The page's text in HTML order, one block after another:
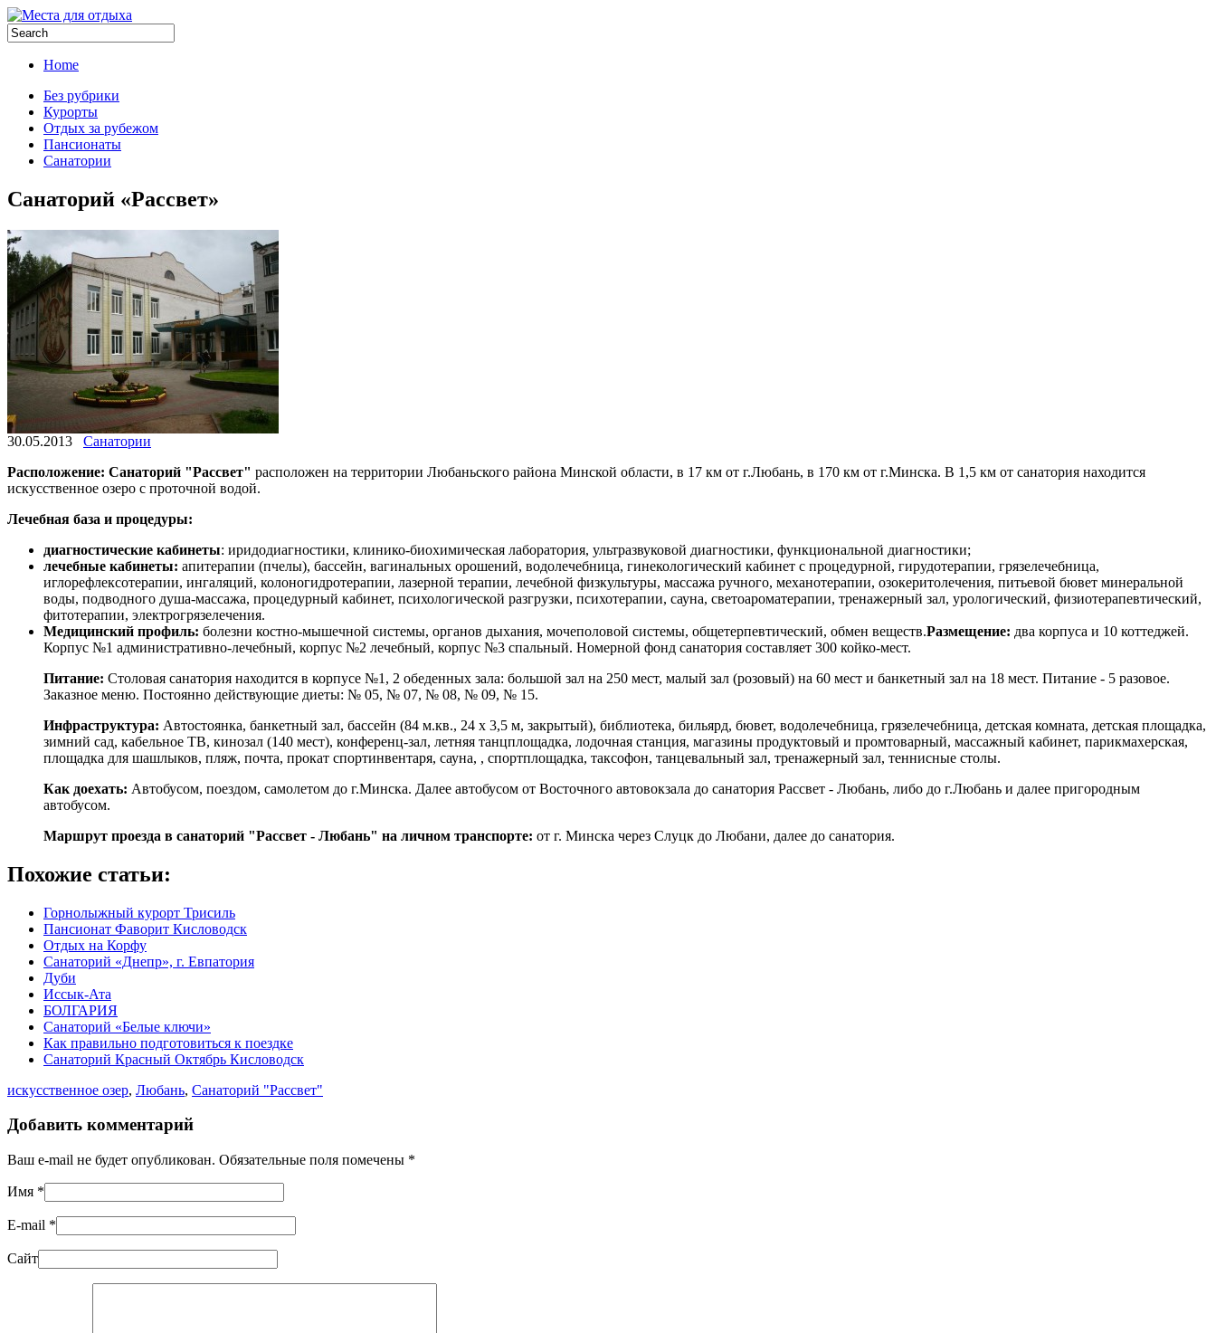
Home
Без рубрики
Курорты
Отдых за рубежом
Пансионаты
Санатории
Санаторий «Рассвет»
30.05.2013
Санатории
Расположение: Санаторий "Рассвет" расположен на территории Любаньского района Минской области, в 17 км от г.Любань, в 170 км от г.Минска. В 1,5 км от санатория находится
искусственное озеро с проточной водой.
Лечебная база и процедуры:
диагностические кабинеты: иридодиагностики, клинико-биохимическая лаборатория, ультразвуковой диагностики, функциональной диагностики;
лечебные кабинеты: апитерапии (пчелы), бассейн, вагинальных орошений, водолечебница, гинекологический кабинет с процедурной, гирудотерапии, грязелечебница,
иглорефлексотерапии, ингаляций, колоногидротерапии, лазерной терапии, лечебной физкультуры, массажа ручного, механотерапии, озокеритолечения, питьевой бювет минеральной
воды, подводного душа-массажа, процедурный кабинет, психологической разгрузки, психотерапии, сауна, светоароматерапии, тренажерный зал, урологический, физиотерапевтический,
фитотерапии, электрогрязелечения.
Медицинский профиль: болезни костно-мышечной системы, органов дыхания, мочеполовой системы, общетерпевтический, обмен веществ.Размещение: два корпуса и 10 коттеджей.
Корпус №1 административно-лечебный, корпус №2 лечебный, корпус №3 спальный. Номерной фонд санатория составляет 300 койко-мест.
Питание: Столовая санатория находится в корпусе №1, 2 обеденных зала: большой зал на 250 мест, малый зал (розовый) на 60 мест и банкетный зал на 18 мест. Питание - 5 разовое.
Заказное меню. Постоянно действующие диеты: № 05, № 07, № 08, № 09, № 15.
Инфраструктура: Автостоянка, банкетный зал, бассейн (84 м.кв., 24 х 3,5 м, закрытый), библиотека, бильярд, бювет, водолечебница, грязелечебница, детская комната, детская площадка,
зимний сад, кабельное ТВ, кинозал (140 мест), конференц-зал, летняя танцплощадка, лодочная станция, магазины продуктовый и промтоварный, массажный кабинет, парикмахерская,
площадка для шашлыков, пляж, почта, прокат спортинвентаря, сауна, , спортплощадка, таксофон, танцевальный зал, тренажерный зал, теннисные столы.
Как доехать: Автобусом, поездом, самолетом до г.Минска. Далее автобусом от Восточного автовокзала до санатория Рассвет - Любань, либо до г.Любань и далее пригородным
автобусом.
Маршрут проезда в санаторий "Рассвет - Любань" на личном транспорте: от г. Минска через Слуцк до Любани, далее до санатория.
Похожие статьи:
Горнолыжный курорт Трисиль
Пансионат Фаворит Кисловодск
Отдых на Корфу
Санаторий «Днепр», г. Евпатория
Дуби
Иссык-Ата
БОЛГАРИЯ
Санаторий «Белые ключи»
Как правильно подготовиться к поездке
Санаторий Красный Октябрь Кисловодск
искусственное озер, Любань, Санаторий "Рассвет"
Добавить комментарий
Ваш e-mail не будет опубликован. Обязательные поля помечены *
Имя *
E-mail *
Сайт